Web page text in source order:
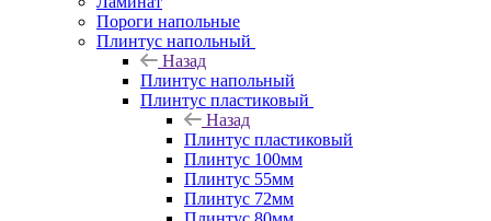
Пороги напольные
Плинтус напольный
Назад
Плинтус напольный
Плинтус пластиковый
Назад
Плинтус пластиковый
Плинтус 100мм
Плинтус 55мм
Плинтус 72мм